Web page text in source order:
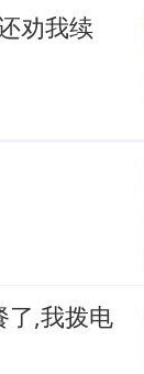
劝我续
了,我拨电